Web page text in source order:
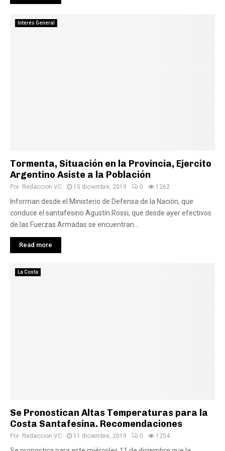
Interés General
Tormenta, Situación en la Provincia, Ejercito
Argentino Asiste a la Población
Por: Redaccion VC 15 diciembre, 2019 0 1262
Informan desde el Ministerio de Defensa de la Nación, que
conduce el santafesino Agustín Rossi, que desde ayer efectivos
de las Fuerzas Armadas se encuentran...
Read more
La Costa
Se Pronostican Altas Temperaturas para la
Costa Santafesina. Recomendaciones
Por: Redaccion VC 11 diciembre, 2019 0 1254